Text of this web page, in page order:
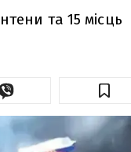
та 15 місць